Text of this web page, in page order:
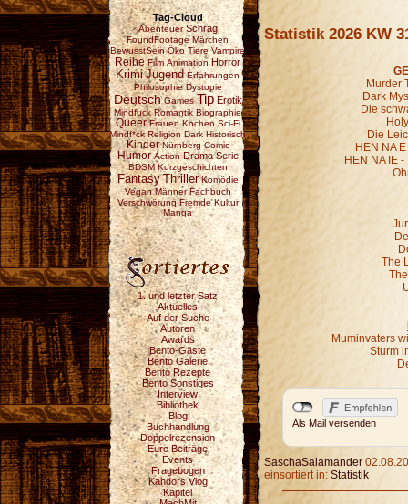
Tag-Cloud
Abenteuer Schräg
FoundFootage Märchen
BewusstSein Öko Tiere Vampire
Reihe Film Animation Horror
Krimi Jugend Erfahrungen
Philosophie Dystopie
Deutsch Games Tip Erotik
Mindfuck Romantik Biographie
Queer Frauen Kochen Sci-Fi
Mindf*ck Religion Dark Historisch
Kinder Nürnberg Comic
Humor Action Drama Serie
BDSM Kurzgeschichten
Fantasy Thriller Komödie
Vegan Männer Fachbuch
Verschwörung Fremde Kultur
Manga
1. und letzter Satz
Aktuelles
Auf der Suche
Autoren
Awards
Bento-Gäste
Bento Galerie
Bento Rezepte
Bento Sonstiges
Interview
Bibliothek
Blog
Buchhandlung
Doppelrezension
Eure Beiträge
Events
Fragebogen
Kahdors Vlog
Kapitel
Statistik 2026 KW
Murder
Dark
Die
Die
HEN NA
HEN NA IE
The
Muminvaters
Sturm
Als Mail versenden
SaschaSalamander
einsortiert in: Statistik